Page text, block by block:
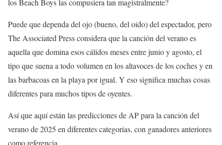
los Beach Boys las compusiera tan magistralmente?
Puede que dependa del ojo (bueno, del oído) del espectador, pero
The Associated Press considera que la canción del verano es
aquella que domina esos cálidos meses entre junio y agosto, el
tipo que suena a todo volumen en los altavoces de los coches y en
las barbacoas en la playa por igual. Y eso significa muchas cosas
diferentes para muchos tipos de oyentes.
Así que aquí están las predicciones de AP para la canción del
verano de 2025 en diferentes categorías, con ganadores anteriores